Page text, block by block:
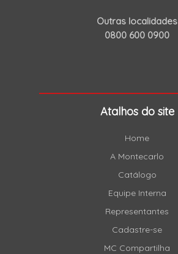
Outras localidades
0800 600 0900
Atalhos do site
Home
A Montecarlo
Catálogo
Equipe Interna
Representantes
Cadastre-se
MC Compartilha